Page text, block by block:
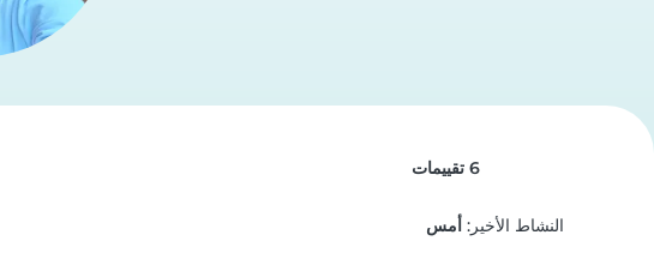
6 تقييمات
النشاط الأخير:أمس